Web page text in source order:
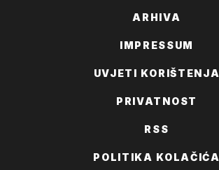
ARHIVA
IMPRESSUM
UVJETI KORIŠTENJA
PRIVATNOST
RSS
POLITIKA KOLAČIĆA